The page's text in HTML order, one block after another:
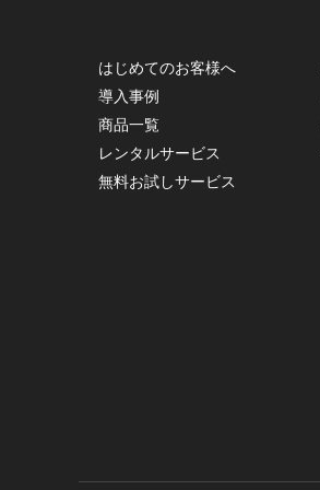
はじめてのお客様へ
導入事例
商品一覧
レンタルサービス
無料お試しサービス